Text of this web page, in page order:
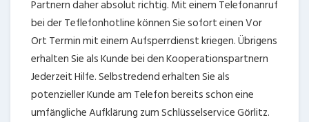
Partnern daher absolut richtig. Mit einem Telefonanruf
bei der Teflefonhotline können Sie sofort einen Vor
Ort Termin mit einem Aufsperrdienst kriegen. Übrigens
erhalten Sie als Kunde bei den Kooperationspartnern
Jederzeit Hilfe. Selbstredend erhalten Sie als
potenzieller Kunde am Telefon bereits schon eine
umfängliche Aufklärung zum Schlüsselservice Görlitz.